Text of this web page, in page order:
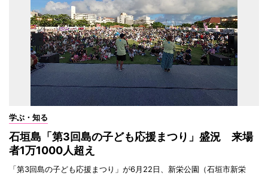
学ぶ・知る
石垣島「第3回島の子ども応援まつり」盛況 来場
者1万1000人超え
「第3回島の子ども応援まつり」が6月22日、新栄公園（石垣市新栄